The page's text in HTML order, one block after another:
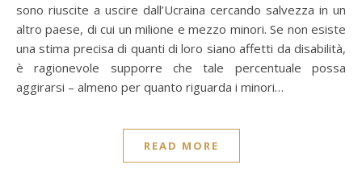
sono riuscite a uscire dall’Ucraina cercando salvezza in un
altro paese, di cui un milione e mezzo minori. Se non esiste
una stima precisa di quanti di loro siano affetti da disabilità,
è ragionevole supporre che tale percentuale possa
aggirarsi – almeno per quanto riguarda i minori…
READ MORE